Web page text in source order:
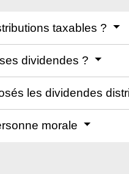
taxables ?
dividendes ?
les dividendes
morale